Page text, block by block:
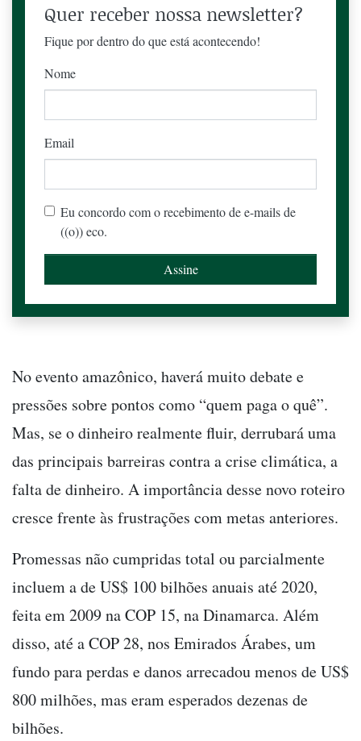
Quer receber nossa newsletter?
Fique por dentro do que está acontecendo!
Nome
Email
Eu concordo com o recebimento de e-mails de
((o)) eco.
No evento amazônico, haverá muito debate e
pressões sobre pontos como “quem paga o quê”.
Mas, se o dinheiro realmente fluir, derrubará uma
das principais barreiras contra a crise climática, a
falta de dinheiro. A importância desse novo roteiro
cresce frente às frustrações com metas anteriores.
Promessas não cumpridas total ou parcialmente
incluem a de US$ 100 bilhões anuais até 2020,
feita em 2009 na COP 15, na Dinamarca. Além
disso, até a COP 28, nos Emirados Árabes, um
fundo para perdas e danos arrecadou menos de US$
800 milhões, mas eram esperados dezenas de
bilhões.